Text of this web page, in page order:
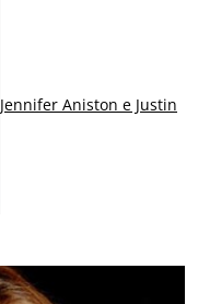
Jennifer Aniston e Justin